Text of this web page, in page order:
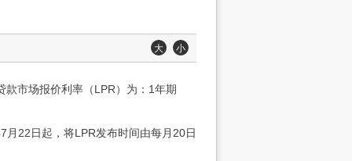
小
大
市场报价利率（LPR）为：1年期
22日起，将LPR发布时间由每月20日